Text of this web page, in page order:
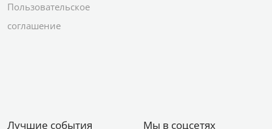
Пользовательское
соглашение
Лучшие события Мы в соцсетях